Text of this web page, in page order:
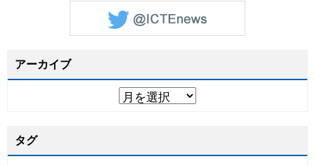
アーカイブ
タグ